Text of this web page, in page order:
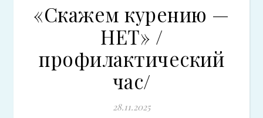
«Скажем курению —
НЕТ» /
профилактический
час/
28.11.2025